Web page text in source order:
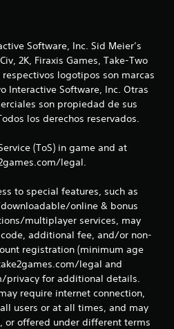
n
c
o
t
r
e
l
l
a
Software, Inc. Sid Meier’s
2K, Firaxis Games, Take-Two
logotipos son marcas
Interactive Software, Inc. Otras
son propiedad de sus
los derechos reservados.
(ToS) in game and at
legal.
to special features, such as
online & bonus
multiplayer services, may
additional fee, and/or non-
registration (minimum age
legal and
privacy for additional details.
require internet connection,
users or at all times, and may
or offered under different terms